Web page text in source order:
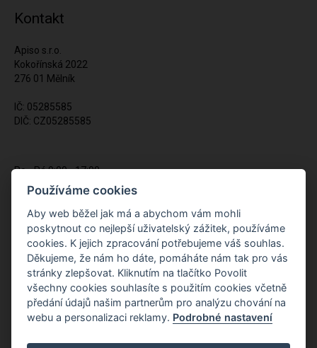
Kontakt
Apiso s.r.o.
Kokořínská 2022
276 01 Mělník
IČ: 05285585
DIČ: CZ05285585
Po - Pá 9:00 - 17:00
(12:00 - 12:30 pauza)
Napište nám kdykoliv!
info@apiso.cz
Používáme cookies
Aby web běžel jak má a abychom vám mohli
poskytnout co nejlepší uživatelský zážitek, používáme
cookies. K jejich zpracování potřebujeme váš souhlas.
Děkujeme, že nám ho dáte, pomáháte nám tak pro vás
stránky zlepšovat. Kliknutím na tlačítko Povolit
všechny cookies souhlasíte s použitím cookies včetně
předání údajů našim partnerům pro analýzu chování na
webu a personalizaci reklamy. Podrobné nastavení